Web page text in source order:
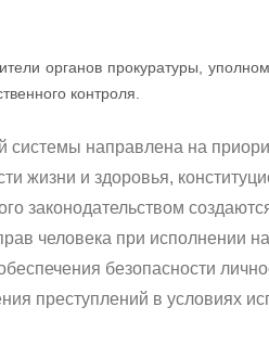
органов прокуратуры,
контроля.
системы направлена на
жизни и здоровья,
законодательством
человека при исполнении
безопасности
преступлений в условиях